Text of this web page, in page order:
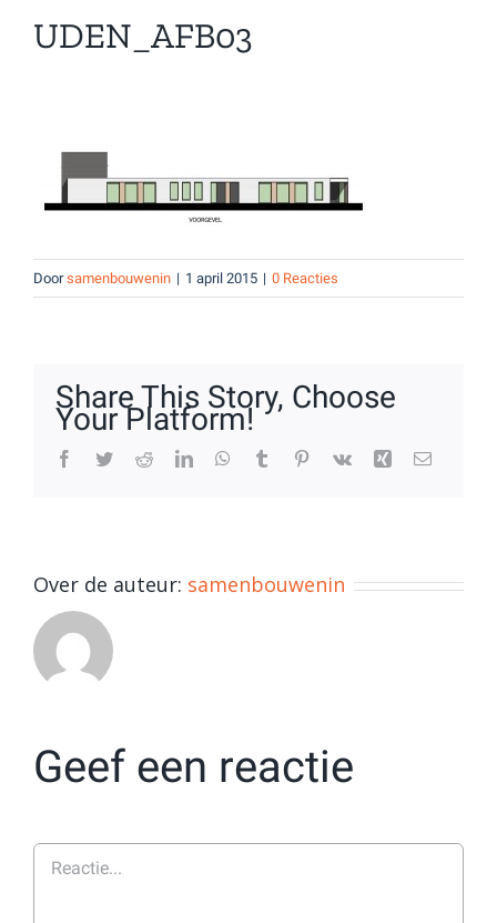
UDEN_AFB03
Doorsamenbouwenin | 1 april 2015 | 0 Reacties
Share This Story, Choose
Your Platform!
Facebook
TwitterRedditLinkedInWhatsApp
Tumblr Pinterest
Vk Xing E-
Over de auteur: samenbouwenin
Geef een reactie
Reactie